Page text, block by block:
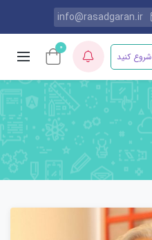
info@rasadgaran.ir
شروع کنید
0